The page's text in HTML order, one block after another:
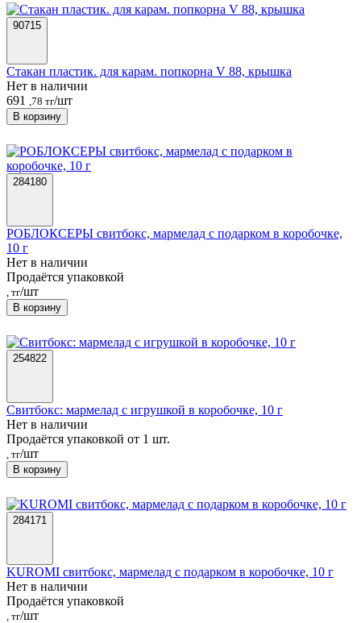
90715
Стакан пластик. для карам. попкорна V 88, крышка
Нет в наличии
691
,78 тг/шт
В корзину
284180
РОБЛОКСЕРЫ свитбокс, мармелад с подарком в коробочке,
10 г
Нет в наличии
Продаётся упаковкой
, тг/шт
В корзину
254822
Свитбокс: мармелад с игрушкой в коробочке, 10 г
Нет в наличии
Продаётся упаковкой от 1 шт.
, тг/шт
В корзину
284171
KUROMI свитбокс, мармелад с подарком в коробочке, 10 г
Нет в наличии
Продаётся упаковкой
, тг/шт